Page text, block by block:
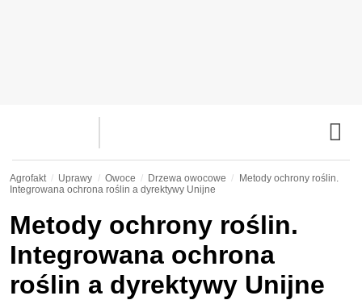
Agrofakt Uprawy Owoce Drzewa owocowe
Metody ochrony roślin.
Integrowana ochrona roślin a dyrektywy Unijne
Metody ochrony roślin.
Integrowana ochrona
roślin a dyrektywy Unijne